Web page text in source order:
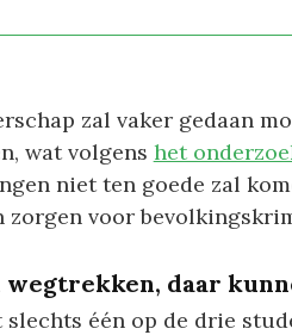
zal vaker gedaan
wat volgens het
niet ten goede zal
voor
daar
slechts één op de drie